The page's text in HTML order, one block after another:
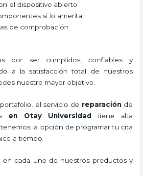
el dispositivo abierto
si lo amerita
de comprobación
por ser cumplidos, confiables y
a la satisfacción total de nuestros
nuestro mayor objetivo.
el servicio de reparación de
en Otay Universidad
tiene alta
la opción de programar tu cita
a tiempo.
en cada uno de nuestros productos y